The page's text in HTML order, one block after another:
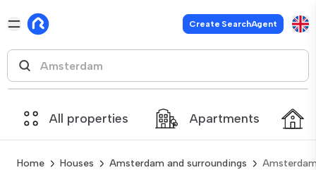
Create SearchAgent
All properties Apartments
Home Houses Amsterdam and surroundings